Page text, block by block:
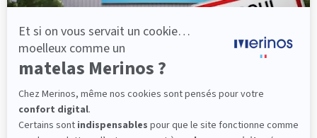
Fabrication Française